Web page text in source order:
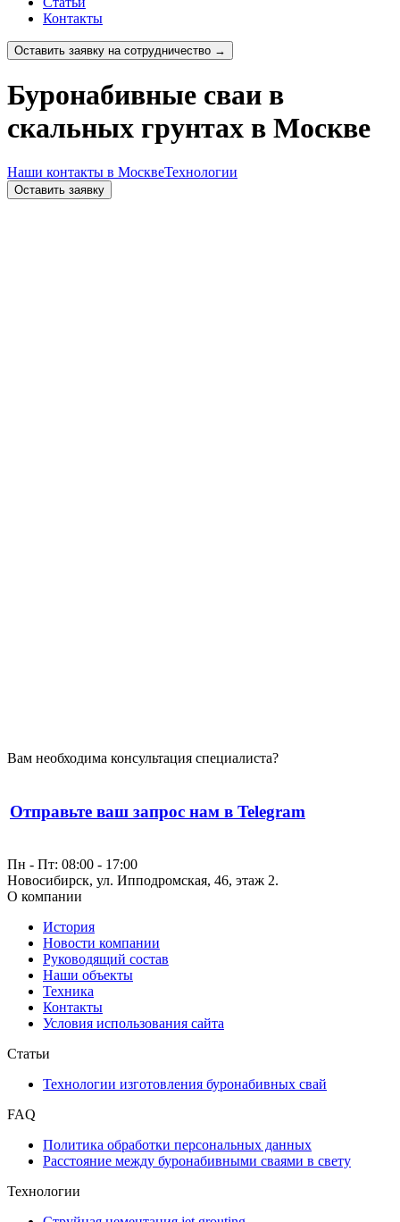
Контакты
Оставить заявку на сотрудничество →
Буронабивные сваи в
скальных грунтах в Москве
Наши контакты в МосквеТехнологии
Оставить заявку
Вам необходима консультация специалиста?
Отправьте ваш запрос нам в Telegram
Пн - Пт: 08:00 - 17:00
Новосибирск, ул. Ипподромская, 46, этаж 2.
О компании
История
Новости компании
Руководящий состав
Наши объекты
Техника
Контакты
Условия использования сайта
Статьи
Технологии изготовления буронабивных свай
FAQ
Политика обработки персональных данных
Расстояние между буронабивными сваями в свету
Технологии